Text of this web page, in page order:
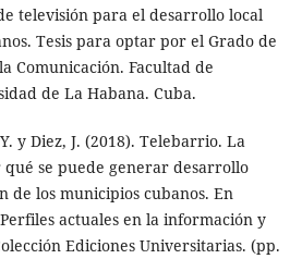
televisión para el desarrollo local
Tesis para optar por el Grado de
Comunicación. Facultad de
de La Habana. Cuba.
Y. y Diez, J. (2018). Telebarrio. La
se puede generar desarrollo
de los municipios cubanos. En
actuales en la información y
Ediciones Universitarias. (pp.